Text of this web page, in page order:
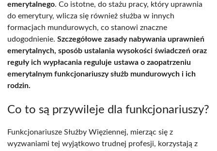
emerytalnego. Co istotne, do stażu pracy, który uprawnia
do emerytury, wlicza się również służba w innych
formacjach mundurowych, co stanowi znaczne
udogodnienie. Szczegółowe zasady nabywania uprawnień
emerytalnych, sposób ustalania wysokości świadczeń oraz
reguły ich wypłacania reguluje ustawa o zaopatrzeniu
emerytalnym funkcjonariuszy służb mundurowych i ich
rodzin.
Co to są przywileje dla funkcjonariuszy?
Funkcjonariusze Służby Więziennej, mierząc się z
wyzwaniami tej wyjątkowo trudnej profesji, korzystają z